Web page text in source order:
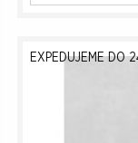
EXPEDUJEME DO